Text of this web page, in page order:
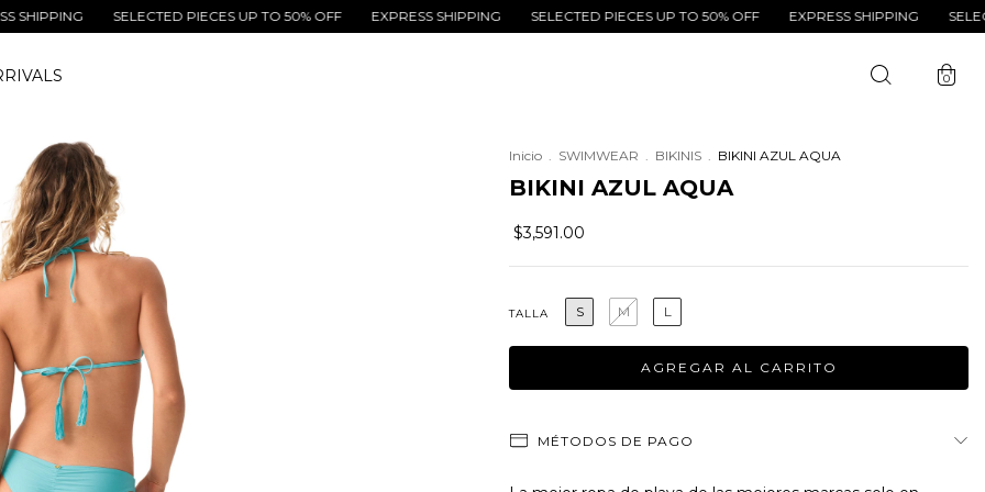
SELECTED PIECES UP TO 50% OFF EXPRESS SHIPPING SELECTED PIECES UP TO 50% OFF EXPRESS SHIPPING SELECTED
0
Inicio SWIMWEAR BIKINIS BIKINI AZUL AQUA
BIKINI AZUL AQUA
$3,591.00
TALLA S M L
MÉTODOS DE PAGO